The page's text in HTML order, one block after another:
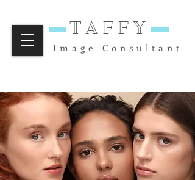
TAFFY
Image Consultant